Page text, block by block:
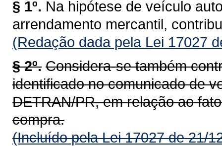
§ 1º. Na hipótese de veículo
arrendamento mercantil,
(Redação dada pela Lei 17027
§ 2º. Considera-se também
identificado no comunicado de
DETRAN/PR, em relação ao
compra.
(Incluído pela Lei 17027 de 21/